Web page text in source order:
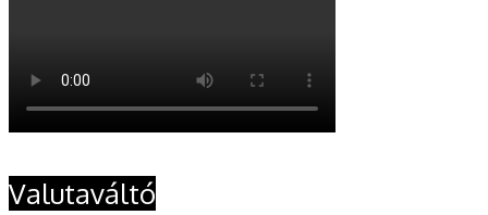
Valutaváltó